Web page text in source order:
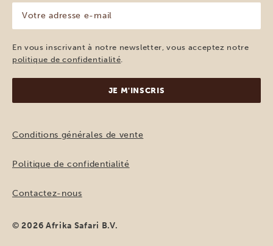
adresse
e-
mail
(Nécessaire)
En vous inscrivant à notre newsletter, vous acceptez notre
politique de confidentialité.
Conditions générales de vente
Politique de confidentialité
Contactez-nous
© 2026 Afrika Safari B.V.